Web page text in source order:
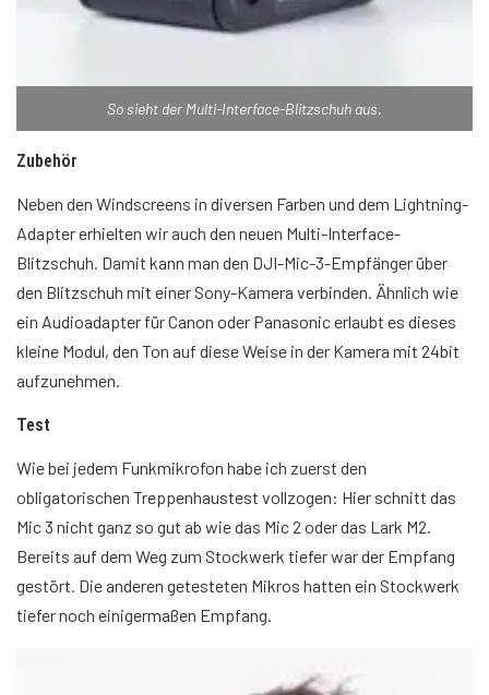
So sieht der Multi-Interface-Blitzschuh aus.
Zubehör
Neben den Windscreens in diversen Farben und dem Lightning-
Adapter erhielten wir auch den neuen Multi-Interface-
Blitzschuh. Damit kann man den DJI-Mic-3-Empfänger über
den Blitzschuh mit einer Sony-Kamera verbinden. Ähnlich wie
ein Audioadapter für Canon oder Panasonic erlaubt es dieses
kleine Modul, den Ton auf diese Weise in der Kamera mit 24bit
aufzunehmen.
Test
Wie bei jedem Funkmikrofon habe ich zuerst den
obligatorischen Treppenhaustest vollzogen: Hier schnitt das
Mic 3 nicht ganz so gut ab wie das Mic 2 oder das Lark M2.
Bereits auf dem Weg zum Stockwerk tiefer war der Empfang
gestört. Die anderen getesteten Mikros hatten ein Stockwerk
tiefer noch einigermaßen Empfang.